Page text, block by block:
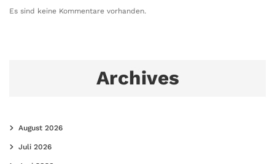
Es sind keine Kommentare vorhanden.
Archives
August 2026
Juli 2026